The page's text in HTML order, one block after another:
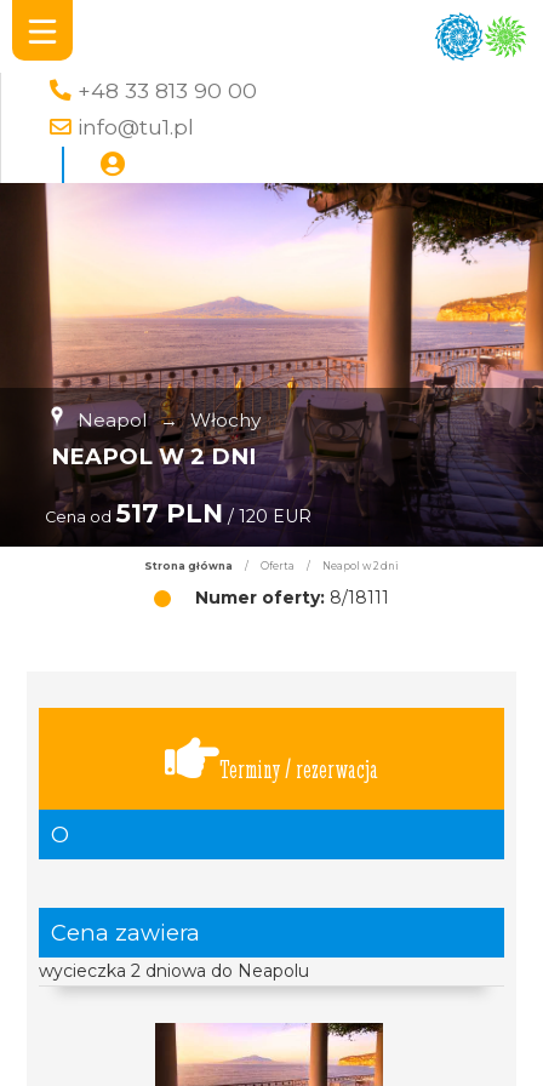
+48 33 813 90 00
info@tu1.pl
Neapol → Włochy
NEAPOL W 2 DNI
Cena od 517 PLN/ 120 EUR
Strona główna / Oferta / Neapol w 2 dni
Numer oferty: 8/18111
Terminy / rezerwacja
O
Cena zawiera
wycieczka 2 dniowa do Neapolu